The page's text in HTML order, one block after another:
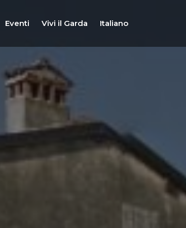
Eventi Vivi il Garda Italiano